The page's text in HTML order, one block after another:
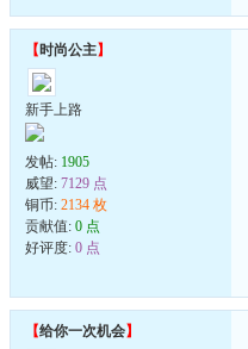
【时尚公主】
新手上路
发帖: 1905
威望: 7129 点
铜币: 2134 枚
贡献值: 0 点
好评度: 0 点
【给你一次机会】